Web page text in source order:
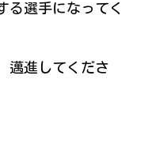
る選手になってく
邁進してくださ